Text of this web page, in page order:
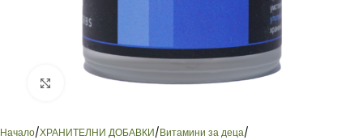
Click to enlarge
Начало/ХРАНИТЕЛНИ ДОБАВКИ/Витамини за деца/